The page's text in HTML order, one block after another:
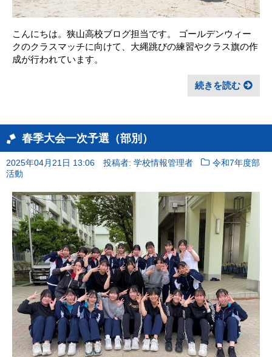
こんにちは。狭山高校ブログ担当です。 ゴールデンウィー
クのクラスマッチに向けて、大縄跳びの練習やクラス旗の作
成が行われています。
続きを読む
春季大会一次予選（部別）
2025年04月21日 13:06 投稿者: 学校情報管理者
令和7年度部
活動